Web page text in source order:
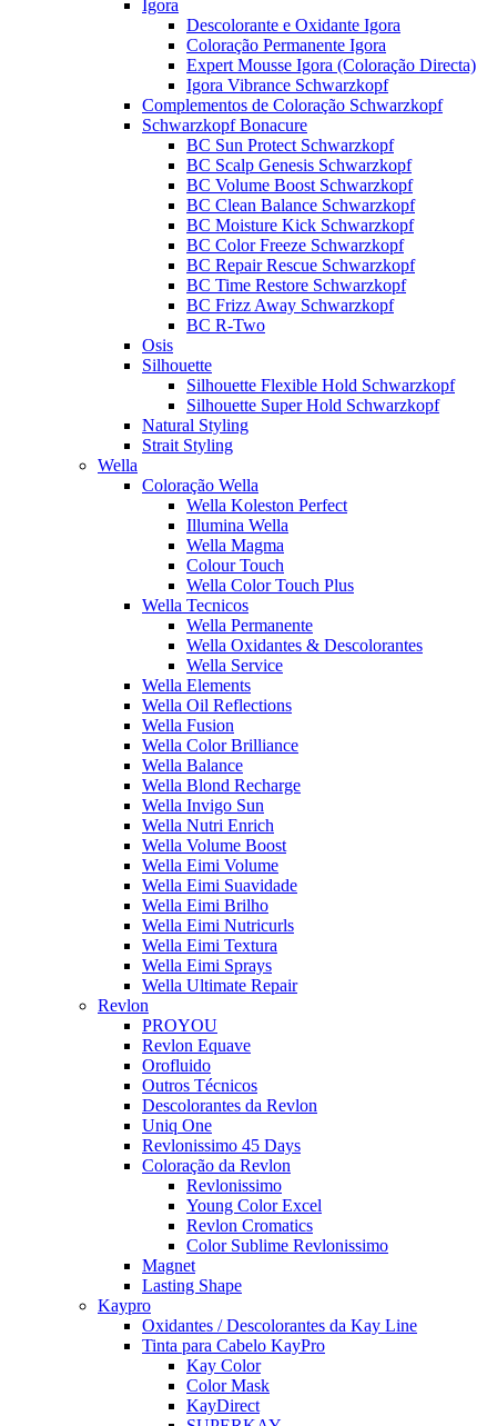
Igora
Descolorante e Oxidante Igora
Coloração Permanente Igora
Expert Mousse Igora (Coloração Directa)
Igora Vibrance Schwarzkopf
Complementos de Coloração Schwarzkopf
Schwarzkopf Bonacure
BC Sun Protect Schwarzkopf
BC Scalp Genesis Schwarzkopf
BC Volume Boost Schwarzkopf
BC Clean Balance Schwarzkopf
BC Moisture Kick Schwarzkopf
BC Color Freeze Schwarzkopf
BC Repair Rescue Schwarzkopf
BC Time Restore Schwarzkopf
BC Frizz Away Schwarzkopf
BC R-Two
Osis
Silhouette
Silhouette Flexible Hold Schwarzkopf
Silhouette Super Hold Schwarzkopf
Natural Styling
Strait Styling
Wella
Coloração Wella
Wella Koleston Perfect
Illumina Wella
Wella Magma
Colour Touch
Wella Color Touch Plus
Wella Tecnicos
Wella Permanente
Wella Oxidantes & Descolorantes
Wella Service
Wella Elements
Wella Oil Reflections
Wella Fusion
Wella Color Brilliance
Wella Balance
Wella Blond Recharge
Wella Invigo Sun
Wella Nutri Enrich
Wella Volume Boost
Wella Eimi Volume
Wella Eimi Suavidade
Wella Eimi Brilho
Wella Eimi Nutricurls
Wella Eimi Textura
Wella Eimi Sprays
Wella Ultimate Repair
Revlon
PROYOU
Revlon Equave
Orofluido
Outros Técnicos
Descolorantes da Revlon
Uniq One
Revlonissimo 45 Days
Coloração da Revlon
Revlonissimo
Young Color Excel
Revlon Cromatics
Color Sublime Revlonissimo
Magnet
Lasting Shape
Kaypro
Oxidantes / Descolorantes da Kay Line
Tinta para Cabelo KayPro
Kay Color
Color Mask
KayDirect